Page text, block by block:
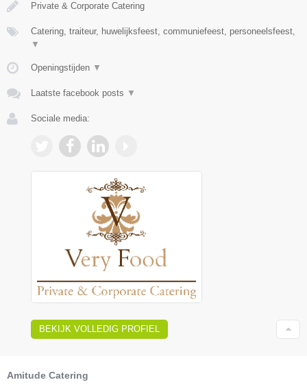
Private & Corporate Catering
Catering, traiteur, huwelijksfeest, communiefeest, personeelsfeest,
▼
Openingstijden ▼
Laatste facebook posts ▼
Sociale media:
BEKIJK VOLLEDIG PROFIEL
Amitude Catering